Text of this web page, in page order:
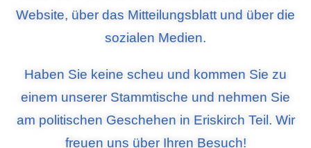
Website, über das Mitteilungsblatt und über die
sozialen Medien.
Haben Sie keine scheu und kommen Sie zu
einem unserer Stammtische und nehmen Sie
am politischen Geschehen in Eriskirch Teil. Wir
freuen uns über Ihren Besuch!